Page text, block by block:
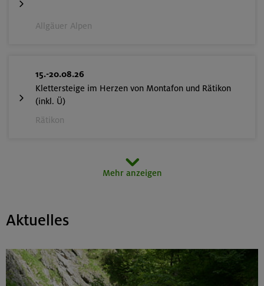
Allgäuer Alpen
15.-20.08.26
Klettersteige im Herzen von Montafon und Rätikon
(inkl. Ü)
Rätikon
Chiemgauer Alpen
17.-21.08.26
Kinderkletterkurs für Anfänger im Altmühltal
Mehr anzeigen
Aktuelles